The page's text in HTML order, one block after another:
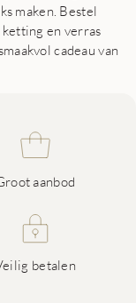
maken. Bestel
en verras
cadeau van
aanbod
betalen